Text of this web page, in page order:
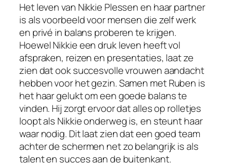
Het leven van Nikkie Plessen en haar partner
is als voorbeeld voor mensen die zelf werk
en privé in balans proberen te krijgen.
Hoewel Nikkie een druk leven heeft vol
afspraken, reizen en presentaties, laat ze
zien dat ook succesvolle vrouwen aandacht
hebben voor het gezin. Samen met Ruben is
het haar gelukt om een goede balans te
vinden. Hij zorgt ervoor dat alles op rolletjes
loopt als Nikkie onderweg is, en steunt haar
waar nodig. Dit laat zien dat een goed team
achter de schermen net zo belangrijk is als
talent en succes aan de buitenkant.